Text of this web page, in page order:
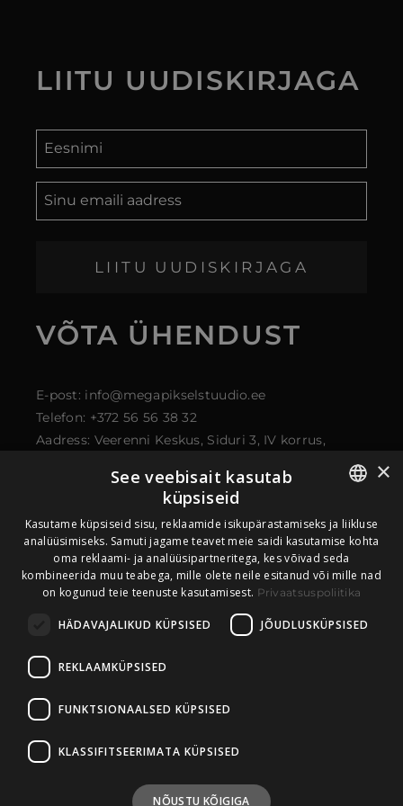
LIITU UUDISKIRJAGA
LIITU UUDISKIRJAGA
VÕTA ÜHENDUST
E-post: info@megapikselstuudio.ee
Telefon: +372 56 56 38 32
Aadress: Veerenni Keskus, Siduri 3, IV korrus,
Privaatsuspoliitika
ESTONIAN
ENGLISH
×
See veebisait kasutab
küpsiseid
Kasutame küpsiseid sisu, reklaamide isikupärastamiseks ja liikluse
analüüsimiseks. Samuti jagame teavet meie saidi kasutamise kohta
oma reklaami- ja analüüsipartneritega, kes võivad seda
kombineerida muu teabega, mille olete neile esitanud või mille nad
on kogunud teie teenuste kasutamisest. Privaatsuspoliitika
HÄDAVAJALIKUD KÜPSISED JÕUDLUSKÜPSISED
REKLAAMKÜPSISED
FUNKTSIONAALSED KÜPSISED
KLASSIFITSEERIMATA KÜPSISED
NÕUSTU KÕIGIGA